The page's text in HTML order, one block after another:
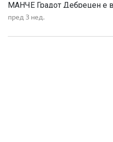
МАНЧЕ Градот Дебрецен е
во Унгарија и е оддалечен
повеќе од половина од
пред 3 нед.